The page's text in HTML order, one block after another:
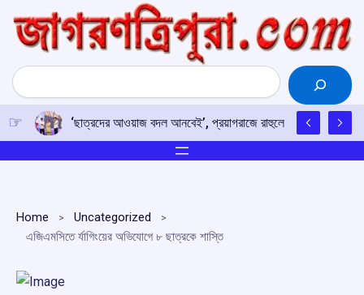
content
Search
‘ছাত্রদের আওয়াজ বদল আনবেই’, প্রয়াগরাজে রাহুলের হুঙ্কার
Home
Uncategorized
এজিএমসিতে র্যাগিংয়ের অভিযোগে ৮ ছাত্রকে শাস্তি